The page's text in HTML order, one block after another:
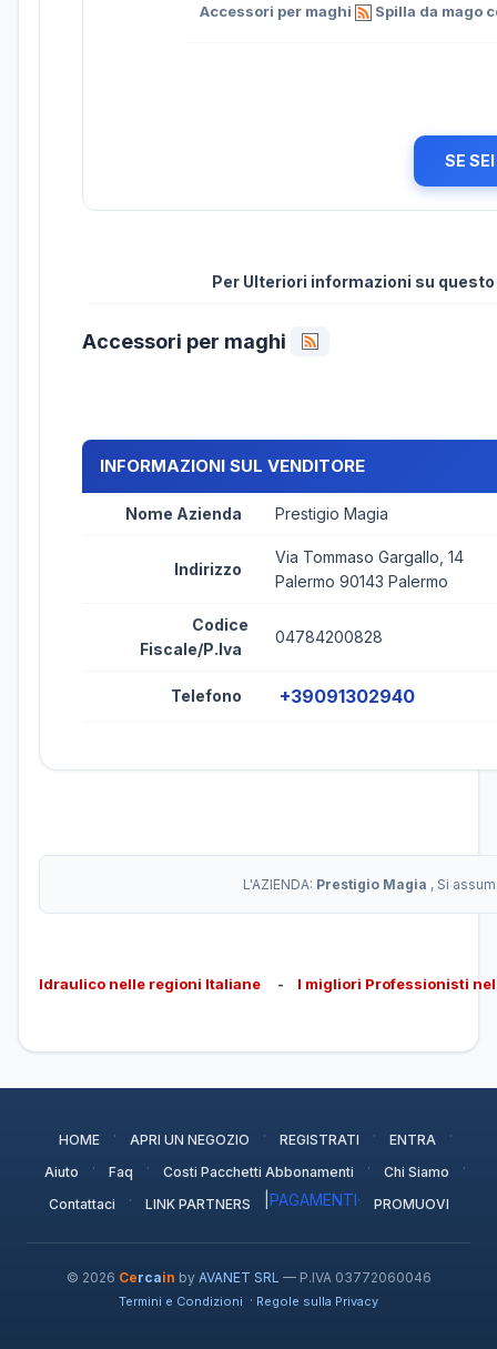
Accessori per maghi Spilla da mago
SE
Per Ulteriori informazioni su
Accessori per maghi
INFORMAZIONI SUL VENDITORE
Nome Azienda Prestigio Magia
Indirizzo
Via Tommaso Gargallo, 14
Palermo 90143 Palermo
Codice
Fiscale/P.Iva
04784200828
Telefono +39091302940
L'AZIENDA: Prestigio Magia , Si
Idraulico nelle regioni Italiane - I migliori Professionisti
HOME · APRI UN NEGOZIO · REGISTRATI · ENTRA ·
Aiuto · Faq · Costi Pacchetti Abbonamenti · Chi Siamo ·
Contattaci · LINK PARTNERS PAGAMENTI· PROMUOVI
© 2026 Cercain by AVANET SRL — P.IVA 03772060046
Termini e Condizioni · Regole sulla Privacy